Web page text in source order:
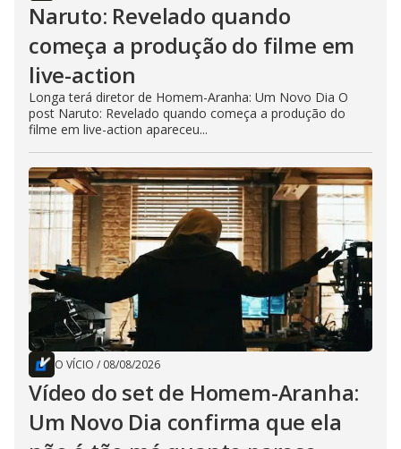
Naruto: Revelado quando
começa a produção do filme em
live-action
Longa terá diretor de Homem-Aranha: Um Novo Dia O
post Naruto: Revelado quando começa a produção do
filme em live-action apareceu...
O VÍCIO / 08/08/2026
Vídeo do set de Homem-Aranha:
Um Novo Dia confirma que ela